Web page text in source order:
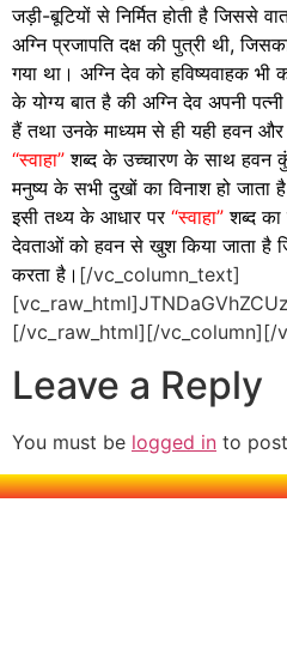
जड़ी-बूटियों से निर्मित होती है जिससे
अग्नि प्रजापति दक्ष की पुत्री थी,
गया था। अग्नि देव को हविष्यवाहक भी
के योग्य बात है की अग्नि देव अपनी
हैं तथा उनके माध्यम से ही यही हवन और
“स्वाहा” शब्द के उच्चारण के साथ हवन
मनुष्य के सभी दुखों का विनाश हो जाता
इसी तथ्य के आधार पर“स्वाहा” शब्द का
देवताओं को हवन से खुश किया जाता है
करता है। [/vc_column_text]
[/vc_raw_html][/vc_column][/
Leave a Reply
You must be logged in to